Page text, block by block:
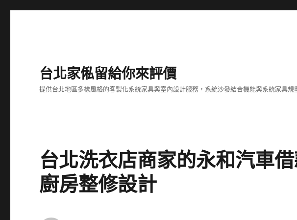
台北家俬留給你來評價
提供台北地區多樣風格的客製化系統家具與室內設計服務，系統沙發結合機能與系統家具
台北洗衣店商家的永和汽車
廚房整修設計